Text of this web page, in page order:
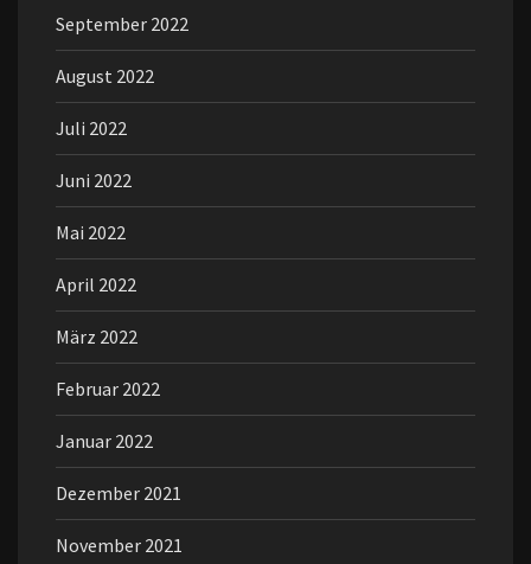
September 2022
August 2022
Juli 2022
Juni 2022
Mai 2022
April 2022
März 2022
Februar 2022
Januar 2022
Dezember 2021
November 2021